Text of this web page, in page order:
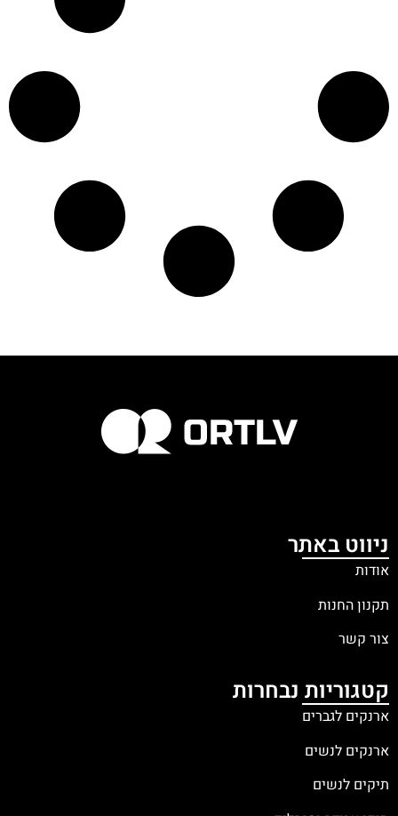
ניווט באתר
אודות
תקנון החנות
צור קשר
קטגוריות נבחרות
ארנקים לגברים
ארנקים לנשים
תיקים לנשים